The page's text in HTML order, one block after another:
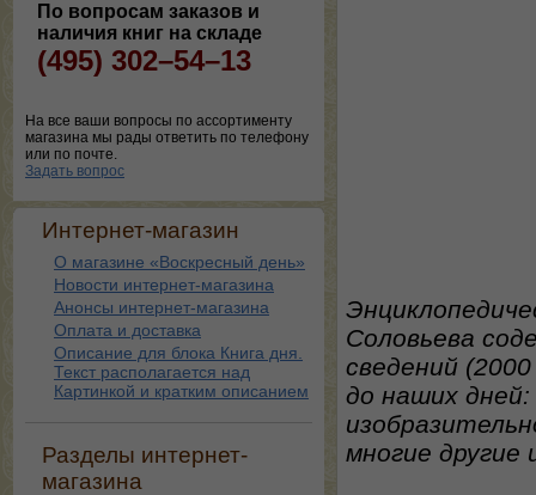
По вопросам заказов и
наличия книг на складе
(495) 302–54–13
На все ваши вопросы по ассортименту
магазина мы рады ответить по телефону
или по почте.
Задать вопрос
Интернет-магазин
О магазине «Воскресный день»
Новости интернет-магазина
Анонсы интернет-магазина
Оплата и доставка
Описание для блока Книга дня.
Текст располагается над
Картинкой и кратким описанием
Разделы интернет-
магазина
Соловьева
сведений
до наших
многие